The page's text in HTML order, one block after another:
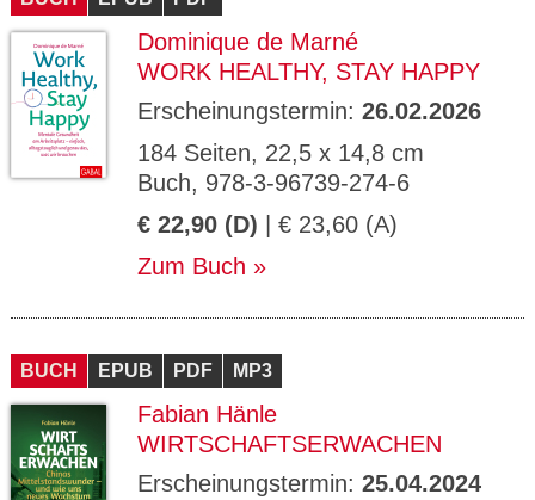
Dominique de Marné
WORK HEALTHY, STAY HAPPY
Erscheinungstermin: 26.02.2026
184 Seiten, 22,5 x 14,8 cm
Buch, 978-3-96739-274-6
€ 22,90 (D) | € 23,60 (A)
Zum Buch
BUCH EPUB PDF MP3
Fabian Hänle
WIRTSCHAFTSERWACHEN
Erscheinungstermin: 25.04.2024